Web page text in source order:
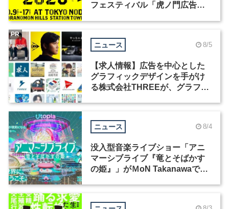
フェスティバル「虎ノ門広告
ニュース 8/5
【求人情報】広告を中心とした
グラフィックデザインを手がけ
る株式会社THREEが、グラフィ
PR
ニュース 8/4
没入型音楽ライブショー「アニ
マーシブライブ『竜とそばかす
の姫』」がＭoN Takanawaで開